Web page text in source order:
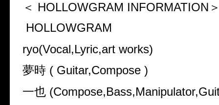
＜ HOLLOWGRAM INFORMATION
HOLLOWGRAM
ryo(Vocal,Lyric,art works)
夢時 ( Guitar,Compose )
一也